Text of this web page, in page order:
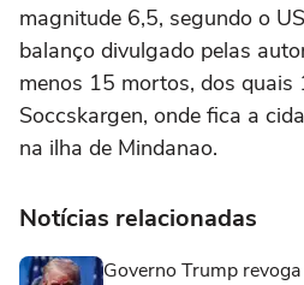
magnitude 6,5, segundo o
balanço divulgado pelas
menos 15 mortos, dos quais
Soccskargen, onde fica a
na ilha de Mindanao.
Notícias relacionadas
Governo Trump